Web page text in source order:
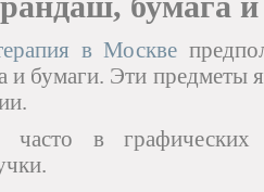
в Москве
и бумаги. Эти предметы
часто в графических